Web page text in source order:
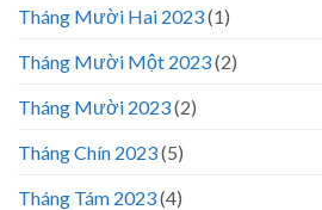
Tháng Mười Hai 2023(1)
Tháng Mười Một 2023(2)
Tháng Mười 2023(2)
Tháng Chín 2023(5)
Tháng Tám 2023(4)